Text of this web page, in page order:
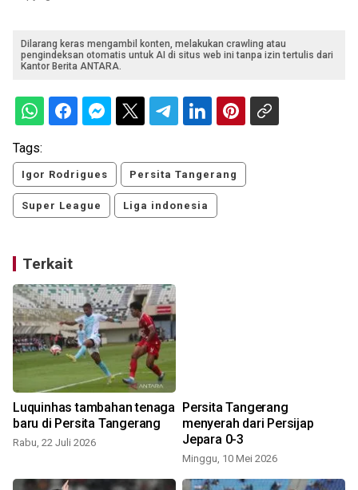
Dilarang keras mengambil konten, melakukan crawling atau
pengindeksan otomatis untuk AI di situs web ini tanpa izin tertulis dari
Kantor Berita ANTARA.
Tags:
Igor Rodrigues Persita Tangerang
Super League Liga indonesia
Terkait
Luquinhas tambahan tenaga
baru di Persita Tangerang
Rabu, 22 Juli 2026
Persita Tangerang
menyerah dari Persijap
Jepara 0-3
Minggu, 10 Mei 2026